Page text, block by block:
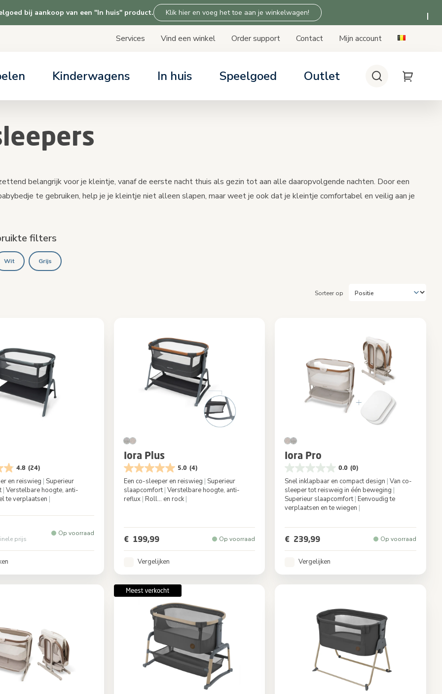
bij aankoop van een "In huis" product. Klik hier en voeg het toe aan je winkelwagen!
Services Vind een winkel Order support Contact
Mijn account
support
keuzehulp
Kinderwagens In huis Speelgoed Outlet Zoek My Cart
belangrijk voor je kleintje, vanaf de eerste nacht thuis als gezin tot aan alle daaropvolgende nachten. Door een
te gebruiken, help je je kleintje niet alleen slapen, maar weet je ook dat je kleintje comfortabel en veilig aan je
filters
Wit Grijs
Sorteer op
4.8 (24)
en reiswieg | Superieur
| Verstelbare hoogte, anti-
te verplaatsen |
prijs
Op voorraad
Iora Plus
5.0 (4)
Een co-sleeper en reiswieg | Superieur
slaapcomfort | Verstelbare hoogte, anti-
reflux | Roll... en rock|
€ 199,99 Op voorraad
Vergelijken
Iora Pro
0.0 (0)
Snel inklapbaar en compact design | Van co-
sleeper tot reisweig in één beweging |
Superieur slaapcomfort | Eenvoudig te
verplaatsen en te wiegen |
€ 239,99 Op voorraad
Vergelijken